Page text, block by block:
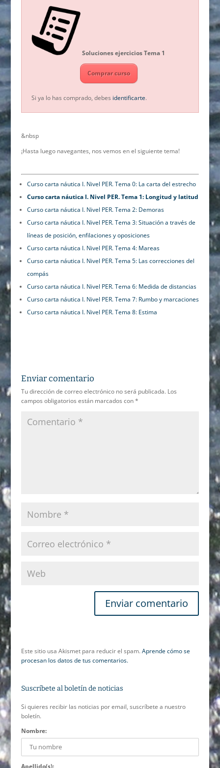
Soluciones ejercicios Tema 1
Comprar curso
Si ya lo has comprado, debes identificarte.
&nbsp
¡Hasta luego navegantes, nos vemos en el siguiente tema!
Curso carta náutica I. Nivel PER. Tema 0: La carta del estrecho
Curso carta náutica I. Nivel PER. Tema 1: Longitud y latitud
Curso carta náutica I. Nivel PER. Tema 2: Demoras
Curso carta náutica I. Nivel PER. Tema 3: Situación a través de
líneas de posición, enfilaciones y oposiciones
Curso carta náutica I. Nivel PER. Tema 4: Mareas
Curso carta náutica I. Nivel PER. Tema 5: Las correcciones del
compás
Curso carta náutica I. Nivel PER. Tema 6: Medida de distancias
Curso carta náutica I. Nivel PER. Tema 7: Rumbo y marcaciones
Curso carta náutica I. Nivel PER. Tema 8: Estima
Enviar comentario
Tu dirección de correo electrónico no será publicada. Los
campos obligatorios están marcados con*
Este sitio usa Akismet para reducir el spam.Aprende cómo se
procesan los datos de tus comentarios.
Suscríbete al boletín de noticias
Si quieres recibir las noticias por email, suscríbete a nuestro
boletín.
Nombre:
Apellido(s):